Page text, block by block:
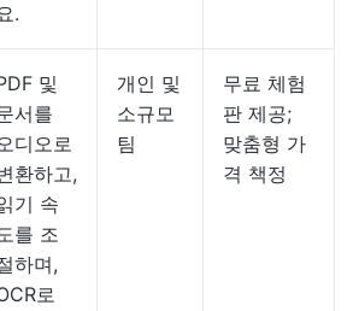
.
및
서를
디오로
환하고,
기 속
를 조
하며,
로
개인 및
소규모
팀
무료 체험
판 제공;
맞춤형 가
격 책정